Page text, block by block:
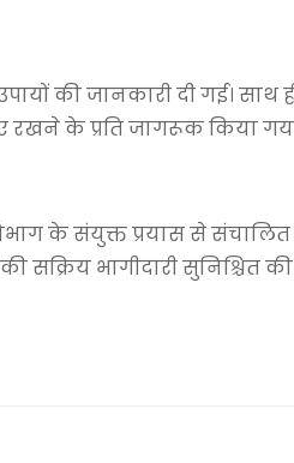
की जानकारी दी गई। साथ
रखने के प्रति जागरूक किया
के संयुक्त प्रयास से
सक्रिय भागीदारी सुनिश्चित